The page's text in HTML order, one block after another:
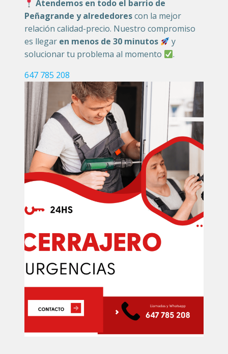
Atendemos en todo el barrio de
Peñagrande y alrededorescon la mejor
relación calidad-precio. Nuestro compromiso
es llegar en menos de 30 minutos
y
solucionar tu problema al momento
.
647 785 208